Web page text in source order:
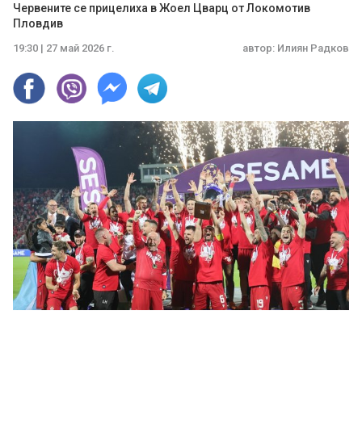
Червените се прицелиха в Жоел Цварц от Локомотив
Пловдив
19:30 | 27 май 2026 г. автор: Илиян Радков